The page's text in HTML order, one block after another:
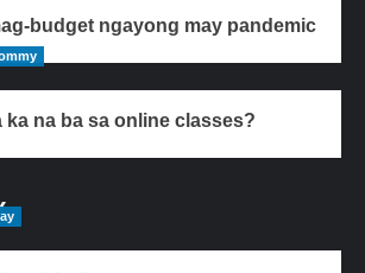
budget ngayong may pandemic
ka na ba sa online classes?